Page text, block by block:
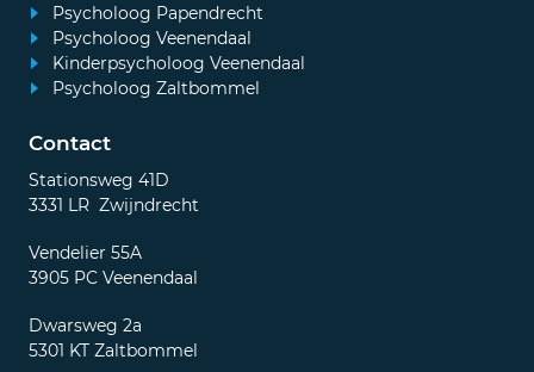
Psycholoog Papendrecht
Psycholoog Veenendaal
Kinderpsycholoog Veenendaal
Psycholoog Zaltbommel
Contact
Stationsweg 41D
3331 LR Zwijndrecht
Vendelier 55A
3905 PC Veenendaal
Dwarsweg 2a
5301 KT Zaltbommel